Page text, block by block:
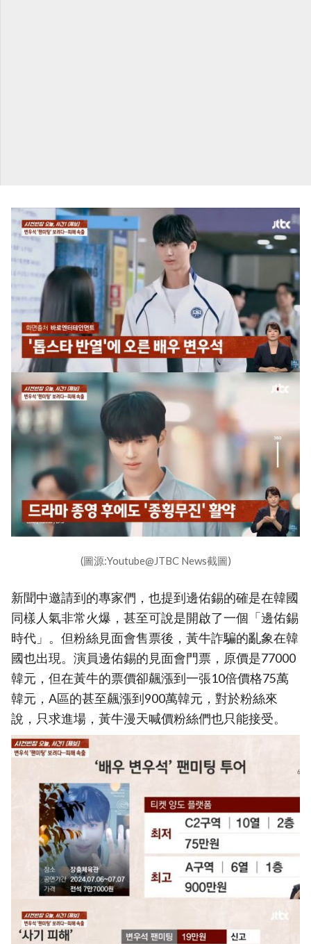
(圖源:Youtube@JTBC News截圖)
新聞中邀請到的專家們，也提到邊佑錫的確是在韓國
同樣人氣非常火爆，甚至可說是開啟了一個「邊佑錫
時代」。但粉絲見面會售票後，黃牛詐騙的亂象在韓
國也出現。演員邊佑錫的見面會門票，原價是77000
韓元，但在黃牛的票價卻飆漲到一張10倍價格75萬
韓元，A區的甚至飆漲到900萬韓元，對於粉絲來
說，只求進場，黃牛漫天喊價粉絲們也只能接受。